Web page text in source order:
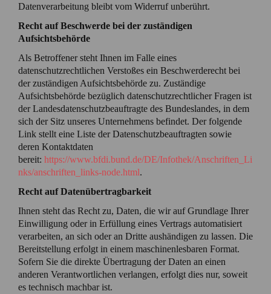
Datenverarbeitung bleibt vom Widerruf unberührt.
Recht auf Beschwerde bei der zuständigen
Aufsichtsbehörde
Als Betroffener steht Ihnen im Falle eines
datenschutzrechtlichen Verstoßes ein Beschwerderecht bei
der zuständigen Aufsichtsbehörde zu. Zuständige
Aufsichtsbehörde bezüglich datenschutzrechtlicher Fragen ist
der Landesdatenschutzbeauftragte des Bundeslandes, in dem
sich der Sitz unseres Unternehmens befindet. Der folgende
Link stellt eine Liste der Datenschutzbeauftragten sowie
deren Kontaktdaten
bereit: https://www.bfdi.bund.de/DE/Infothek/Anschriften_Li
nks/anschriften_links-node.html.
Recht auf Datenübertragbarkeit
Ihnen steht das Recht zu, Daten, die wir auf Grundlage Ihrer
Einwilligung oder in Erfüllung eines Vertrags automatisiert
verarbeiten, an sich oder an Dritte aushändigen zu lassen. Die
Bereitstellung erfolgt in einem maschinenlesbaren Format.
Sofern Sie die direkte Übertragung der Daten an einen
anderen Verantwortlichen verlangen, erfolgt dies nur, soweit
es technisch machbar ist.